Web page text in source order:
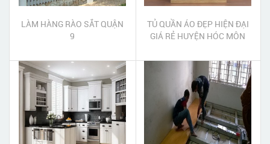
LÀM HÀNG RÀO SẮT QUẬN
9
TỦ QUẦN ÁO ĐẸP HIỆN ĐẠI
GIÁ RẺ HUYỆN HÓC MÔN